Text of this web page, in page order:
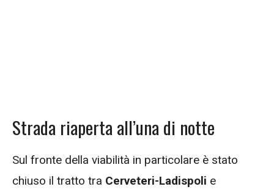
Strada riaperta all’una di notte
Sul fronte della viabilità in particolare è stato
chiuso il tratto tra Cerveteri-Ladispoli e